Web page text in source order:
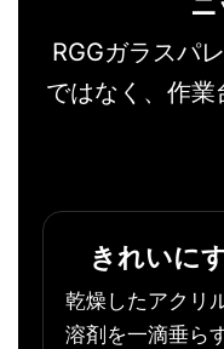
RGGガラスパ
ではなく、作
きれいに
乾燥したアクリ
溶剤を一滴垂ら